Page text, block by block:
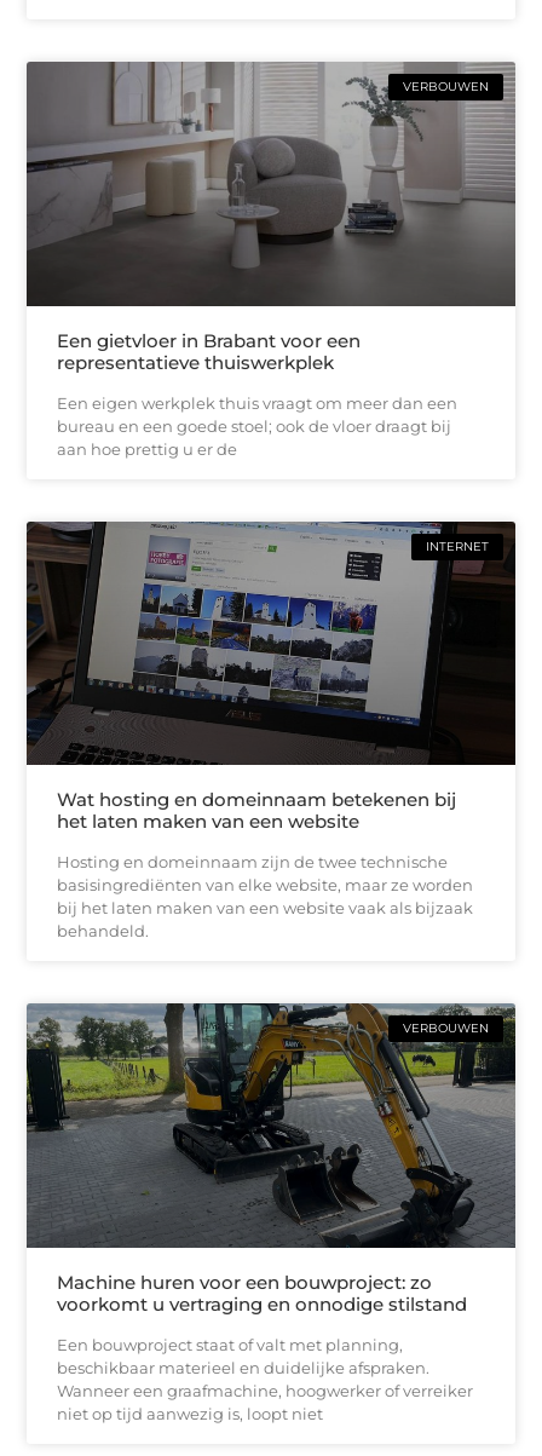
VERBOUWEN
Een gietvloer in Brabant voor een
representatieve thuiswerkplek
Een eigen werkplek thuis vraagt om meer dan een
bureau en een goede stoel; ook de vloer draagt bij
aan hoe prettig u er de
INTERNET
Wat hosting en domeinnaam betekenen bij
het laten maken van een website
Hosting en domeinnaam zijn de twee technische
basisingrediënten van elke website, maar ze worden
bij het laten maken van een website vaak als bijzaak
behandeld.
VERBOUWEN
Machine huren voor een bouwproject: zo
voorkomt u vertraging en onnodige stilstand
Een bouwproject staat of valt met planning,
beschikbaar materieel en duidelijke afspraken.
Wanneer een graafmachine, hoogwerker of verreiker
niet op tijd aanwezig is, loopt niet